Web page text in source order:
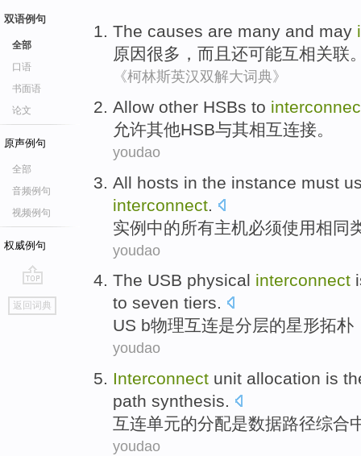
双语例句
全部
口语
书面语
论文
原声例句
全部
音频例句
视频例句
权威例句
go
top
返回词典
The causes are many and may
原因很多 ， 而且 还可能互相关联
《柯林斯英汉双解大词典》
Allow other HSBs to
允许其他HSB与其相互连接。
youdao
All hosts in the instance must
interconnect
实例 中的所有主机必须使用相同
youdao
The USB physical interconnect
to seven tiers.
US b物理互连是分层的星形拓朴
youdao
Interconnect unit allocation is
path synthesis.
互连单元的分配是数据路径综合
youdao